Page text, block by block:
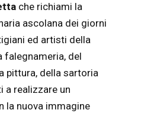
che richiami la
ascolana dei giorni
ed artisti della
falegnameria, del
pittura, della sartoria
a realizzare un
la nuova immagine